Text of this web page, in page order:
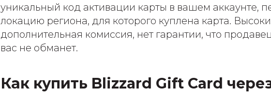
уникальный код активации карты в вашем аккаунте,
локацию региона, для которого куплена карта.
дополнительная комиссия, нет гарантии, что
вас не обманет.
Как купить Blizzard Gift Card